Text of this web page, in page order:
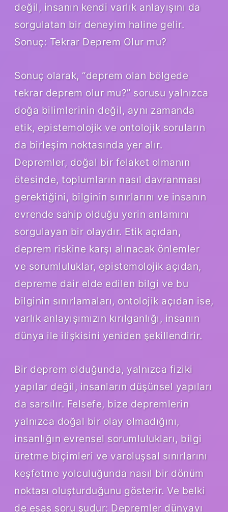
değil, insanın kendi varlık anlayışını da
sorgulatan bir deneyim haline gelir.
Sonuç: Tekrar Deprem Olur mu?
Sonuç olarak, “deprem olan bölgede
tekrar deprem olur mu?” sorusu yalnızca
doğa bilimlerinin değil, aynı zamanda
etik, epistemolojik ve ontolojik soruların
da birleşim noktasında yer alır.
Depremler, doğal bir felaket olmanın
ötesinde, toplumların nasıl davranması
gerektiğini, bilginin sınırlarını ve insanın
evrende sahip olduğu yerin anlamını
sorgulayan bir olaydır. Etik açıdan,
deprem riskine karşı alınacak önlemler
ve sorumluluklar, epistemolojik açıdan,
depreme dair elde edilen bilgi ve bu
bilginin sınırlamaları, ontolojik açıdan ise,
varlık anlayışımızın kırılganlığı, insanın
dünya ile ilişkisini yeniden şekillendirir.
Bir deprem olduğunda, yalnızca fiziki
yapılar değil, insanların düşünsel yapıları
da sarsılır. Felsefe, bize depremlerin
yalnızca doğal bir olay olmadığını,
insanlığın evrensel sorumlulukları, bilgi
üretme biçimleri ve varoluşsal sınırlarını
keşfetme yolculuğunda nasıl bir dönüm
noktası oluşturduğunu gösterir. Ve belki
de esas soru şudur: Depremler dünyayı